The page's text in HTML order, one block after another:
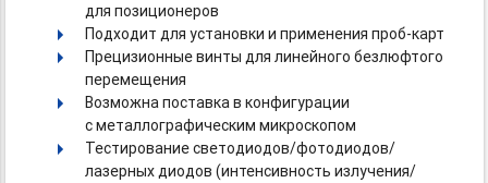
для позиционеров
Подходит для установки и применения проб-карт
Прецизионные винты для линейного безлюфтого
перемещения
Возможна поставка в конфигурации
с металлографическим микроскопом
Тестирование светодиодов/фотодиодов/
лазерных диодов (интенсивность излучения/